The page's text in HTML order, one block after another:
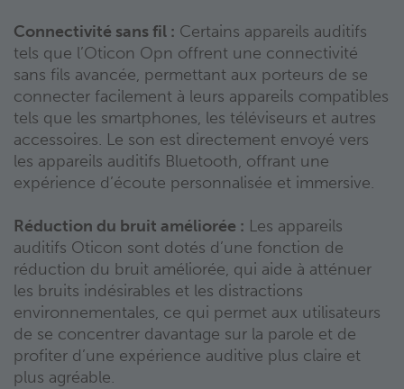
Connectivité sans fil : Certains appareils auditifs
tels que l’Oticon Opn offrent une connectivité
sans fils avancée, permettant aux porteurs de se
connecter facilement à leurs appareils compatibles
tels que les smartphones, les téléviseurs et autres
accessoires. Le son est directement envoyé vers
les appareils auditifs Bluetooth, offrant une
expérience d’écoute personnalisée et immersive.
Réduction du bruit améliorée : Les appareils
auditifs Oticon sont dotés d’une fonction de
réduction du bruit améliorée, qui aide à atténuer
les bruits indésirables et les distractions
environnementales, ce qui permet aux utilisateurs
de se concentrer davantage sur la parole et de
profiter d’une expérience auditive plus claire et
plus agréable.